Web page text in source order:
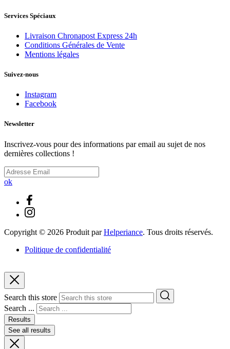
Services Spéciaux
Livraison Chronapost Express 24h
Conditions Générales de Vente
Mentions légales
Suivez-nous
Instagram
Facebook
Newsletter
Inscrivez-vous pour des informations par email au sujet de nos
dernières collections !
ok
Copyright © 2026 Produit parHelperiance. Tous droits réservés.
Politique de confidentialité
Search this store
Search ...
Results
See all results